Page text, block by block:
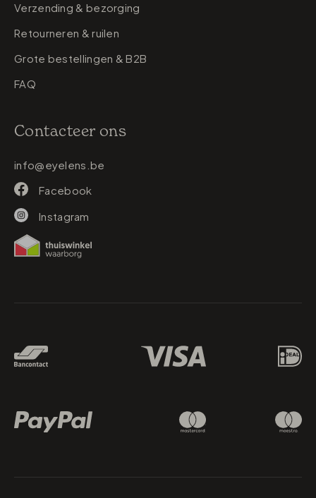
Verzending & bezorging
Retourneren & ruilen
Grote bestellingen & B2B
FAQ
Contacteer ons
info@eyelens.be
Facebook
Instagram